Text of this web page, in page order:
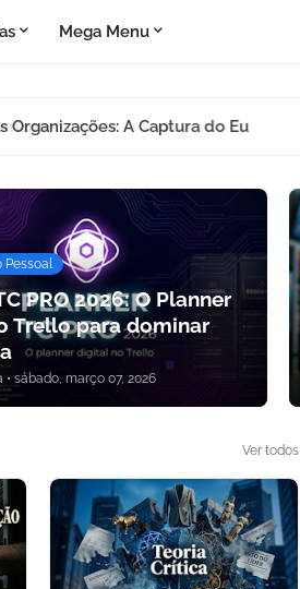
Mega Menu
A Captura do Eu
PRO 2026: O Planner
Trello para dominar
• sábado, março 07, 2026
Ver todos